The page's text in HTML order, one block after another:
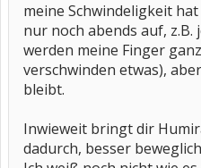
meine Schwindeligkeit
nur noch abends auf,
werden meine Finger
verschwinden etwas),
bleibt.
Inwieweit bringt dir
dadurch, besser